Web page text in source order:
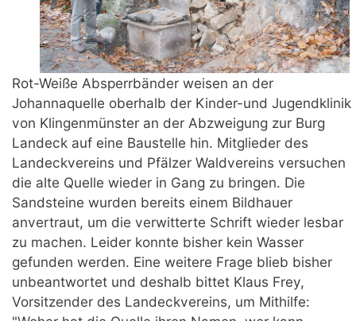
Rot-Weiße Absperrbänder weisen an der
Johannaquelle oberhalb der Kinder-und Jugendklinik
von Klingenmünster an der Abzweigung zur Burg
Landeck auf eine Baustelle hin. Mitglieder des
Landeckvereins und Pfälzer Waldvereins versuchen
die alte Quelle wieder in Gang zu bringen. Die
Sandsteine wurden bereits einem Bildhauer
anvertraut, um die verwitterte Schrift wieder lesbar
zu machen. Leider konnte bisher kein Wasser
gefunden werden. Eine weitere Frage blieb bisher
unbeantwortet und deshalb bittet Klaus Frey,
Vorsitzender des Landeckvereins, um Mithilfe: